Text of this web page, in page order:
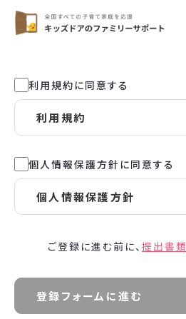
利用規約に同意する
利用規約
個人情報保護方針に同意する
個人情報保護方針
ご登録に進む前に、提出書類
登録フォームに進む